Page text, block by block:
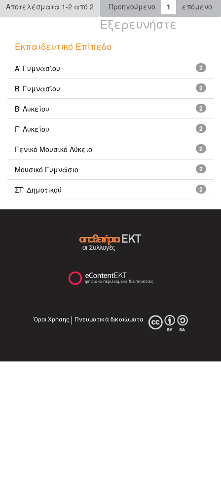
Αποτελέσματα 1-2 από 2 Προηγούμενο 1 επόμενο
Εξερευνήστε
Εκπαιδευτικό Επίπεδο
2
Α' Γυμνασίου
2
Β' Γυμνασίου
2
Β' Λυκείου
2
Γ' Λυκείου
2
Γενικό Μουσικό Λύκειο
2
Μουσικό Γυμνάσιο
2
ΣΤ' Δημοτικού